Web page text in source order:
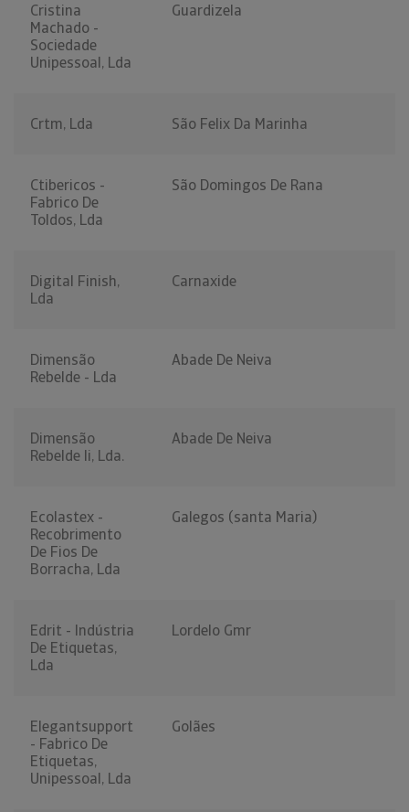
Cristina
Machado -
Sociedade
Unipessoal, Lda
Guardizela
Crtm, Lda São Felix Da Marinha
Ctibericos -
Fabrico De
Toldos, Lda
São Domingos De Rana
Digital Finish,
Lda
Carnaxide
Dimensão
Rebelde - Lda
Abade De Neiva
Dimensão
Rebelde Ii, Lda.
Abade De Neiva
Ecolastex -
Recobrimento
De Fios De
Borracha, Lda
Galegos (santa Maria)
Edrit - Indústria
De Etiquetas,
Lda
Lordelo Gmr
Elegantsupport
- Fabrico De
Etiquetas,
Unipessoal, Lda
Golães